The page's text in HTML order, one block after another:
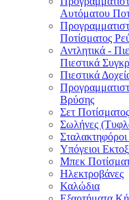
Αυτόματου
Ποτίσματος
Αντλητικά -
Πιεστικά
Πιεστικά
Βρύσης
Σετ Ποτίσματος
Σωλήνες
Υπόγειοι
Μπεκ
Ηλεκτροβάνες
Καλώδια